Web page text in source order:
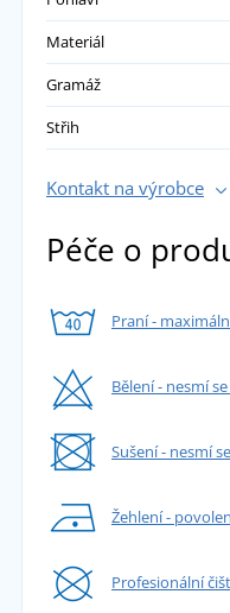
Materiál
Gramáž
Střih
Kontakt na výrobce
Péče o
Praní -
Bělení - nesmí
Sušení - nesmí
Žehlení -
Profesionální